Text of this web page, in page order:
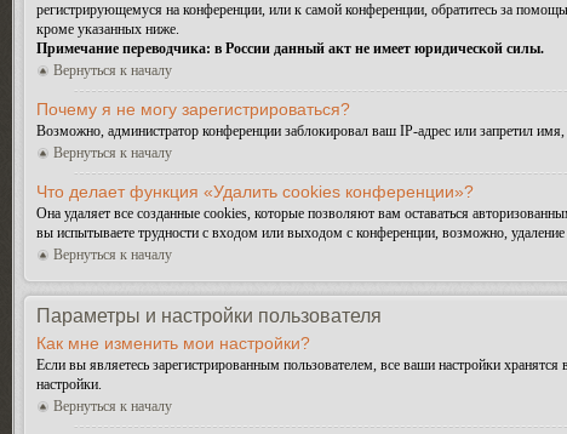
регистрирующемуся на конференции, или к самой конференции, обратитесь за
кроме указанных ниже.
Примечание переводчика: в России данный акт не имеет юридической силы.
Вернуться к началу
Почему я не могу зарегистрироваться?
Возможно, администратор конференции заблокировал ваш IP-адрес или запретил
Вернуться к началу
Что делает функция «Удалить cookies конференции»?
Она удаляет все созданные cookies, которые позволяют вам оставаться
вы испытываете трудности с входом или выходом с конференции, возможно,
Вернуться к началу
Параметры и настройки пользователя
Как мне изменить мои настройки?
Если вы являетесь зарегистрированным пользователем, все ваши настройки
настройки.
Вернуться к началу